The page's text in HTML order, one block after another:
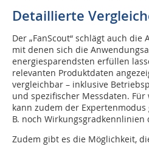
Detaillierte
Der „FanScout“ schlägt auch
mit denen sich die
energiesparendsten erfüllen
relevanten Produktdaten
vergleichbar – inklusive
und spezifischer Messdaten.
kann zudem der
B. noch
Zudem gibt es die Möglichkeit,